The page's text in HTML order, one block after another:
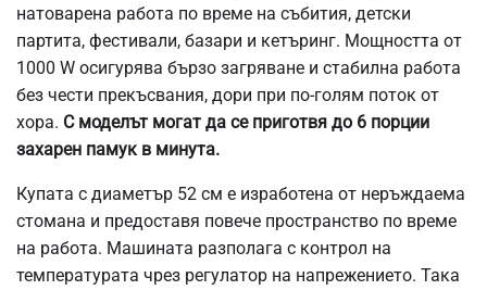
натоварена работа по време на събития, детски
партита, фестивали, базари и кетъринг. Мощността от
1000 W осигурява бързо загряване и стабилна работа
без чести прекъсвания, дори при по-голям поток от
хора. С моделът могат да се приготвя до 6 порции
захарен памук в минута.
Купата с диаметър 52 см е изработена от неръждаема
стомана и предоставя повече пространство по време
на работа. Машината разполага с контрол на
температурата чрез регулатор на напрежението. Така